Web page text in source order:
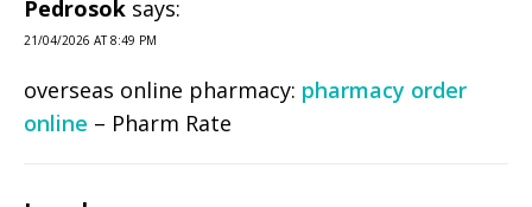
Pedrosok says:
21/04/2026 AT 8:49 PM
overseas online pharmacy: pharmacy order
online – Pharm Rate